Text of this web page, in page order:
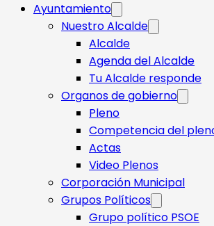
Ayuntamiento
Nuestro Alcalde
Alcalde
Agenda del Alcalde
Tu Alcalde responde​
Organos de gobierno
Pleno
Competencia del
Actas
Video Plenos
Corporación Municipal
Grupos Políticos
Grupo político PSOE